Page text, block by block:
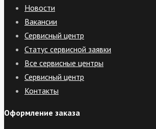
Новости
Вакансии
Сервисный центр
Статус сервисной заявки
Все сервисные центры
Сервисный центр
Контакты
Оформление заказа